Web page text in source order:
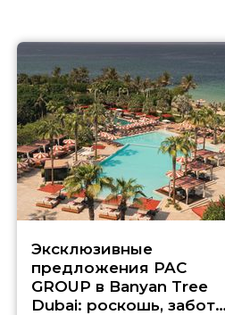
Эксклюзивные
предложения PAC
GROUP в Banyan Tree
Dubai: роскошь, забота